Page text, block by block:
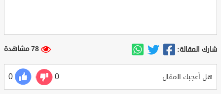
شارك المقالة: 78 مشاهدة
هل أعجبك المقال 0
0